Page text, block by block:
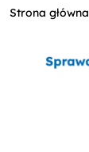
Strona główna